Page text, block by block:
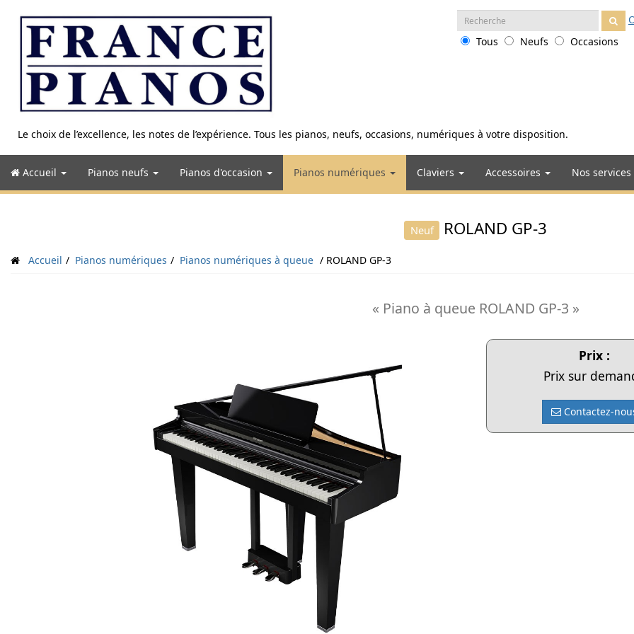
contenu
Le choix de l’excellence, les notes de l’expérience. Tous les pianos, neufs, occasions, numériques à votre disposition.
Recherche
:
Tous
Neufs Occasions
Accueil Pianos neufs Pianos d'occasion Pianos numériques Claviers Accessoires Nos
Neuf ROLAND GP-3
Accueil Pianos numériques Pianos numériques à queue ROLAND GP-3
« Piano à queue ROLAND GP-3 »
Prix :
Prix sur
Contactez-